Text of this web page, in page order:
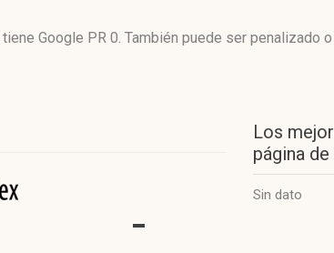
Google PR 0. También puede ser penalizado
-
Los
página
Sin dato